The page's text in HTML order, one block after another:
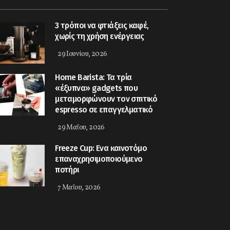
3 τρόποι να φτιάξεις καφέ,
χωρίς τη χρήση ενέργειας
29 Ιουνίου, 2026
Home Barista: Τα τρία
«έξυπνα» gadgets που
μεταμορφώνουν τον σπιτικό
espresso σε επαγγελματικό
29 Μαΐου, 2026
Freeze Cup: Eνα καινοτόμο
επαναχρησιμοποιούμενο
ποτήρι
7 Μαΐου, 2026